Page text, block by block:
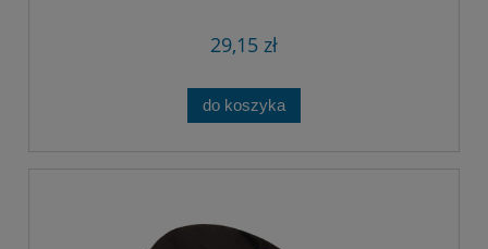
29,15 zł
do koszyka